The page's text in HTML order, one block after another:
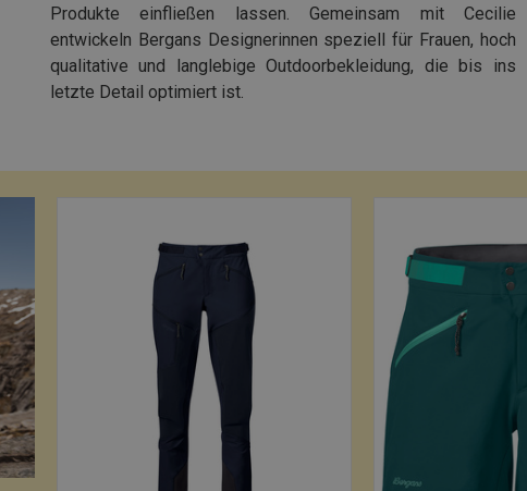
Produkte einfließen lassen. Gemeinsam mit Cecilie
entwickeln Bergans Designerinnen speziell für Frauen, hoch
qualitative und langlebige Outdoorbekleidung, die bis ins
letzte Detail optimiert ist.